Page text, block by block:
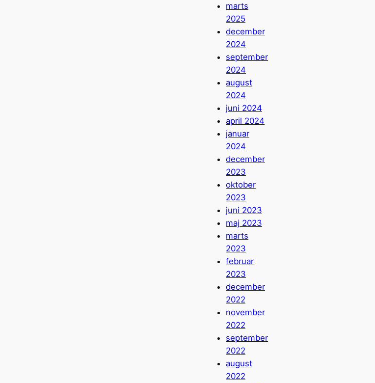
marts
2025
december
2024
september
2024
august
2024
juni 2024
april 2024
januar
2024
december
2023
oktober
2023
juni 2023
maj 2023
marts
2023
februar
2023
december
2022
november
2022
september
2022
august
2022